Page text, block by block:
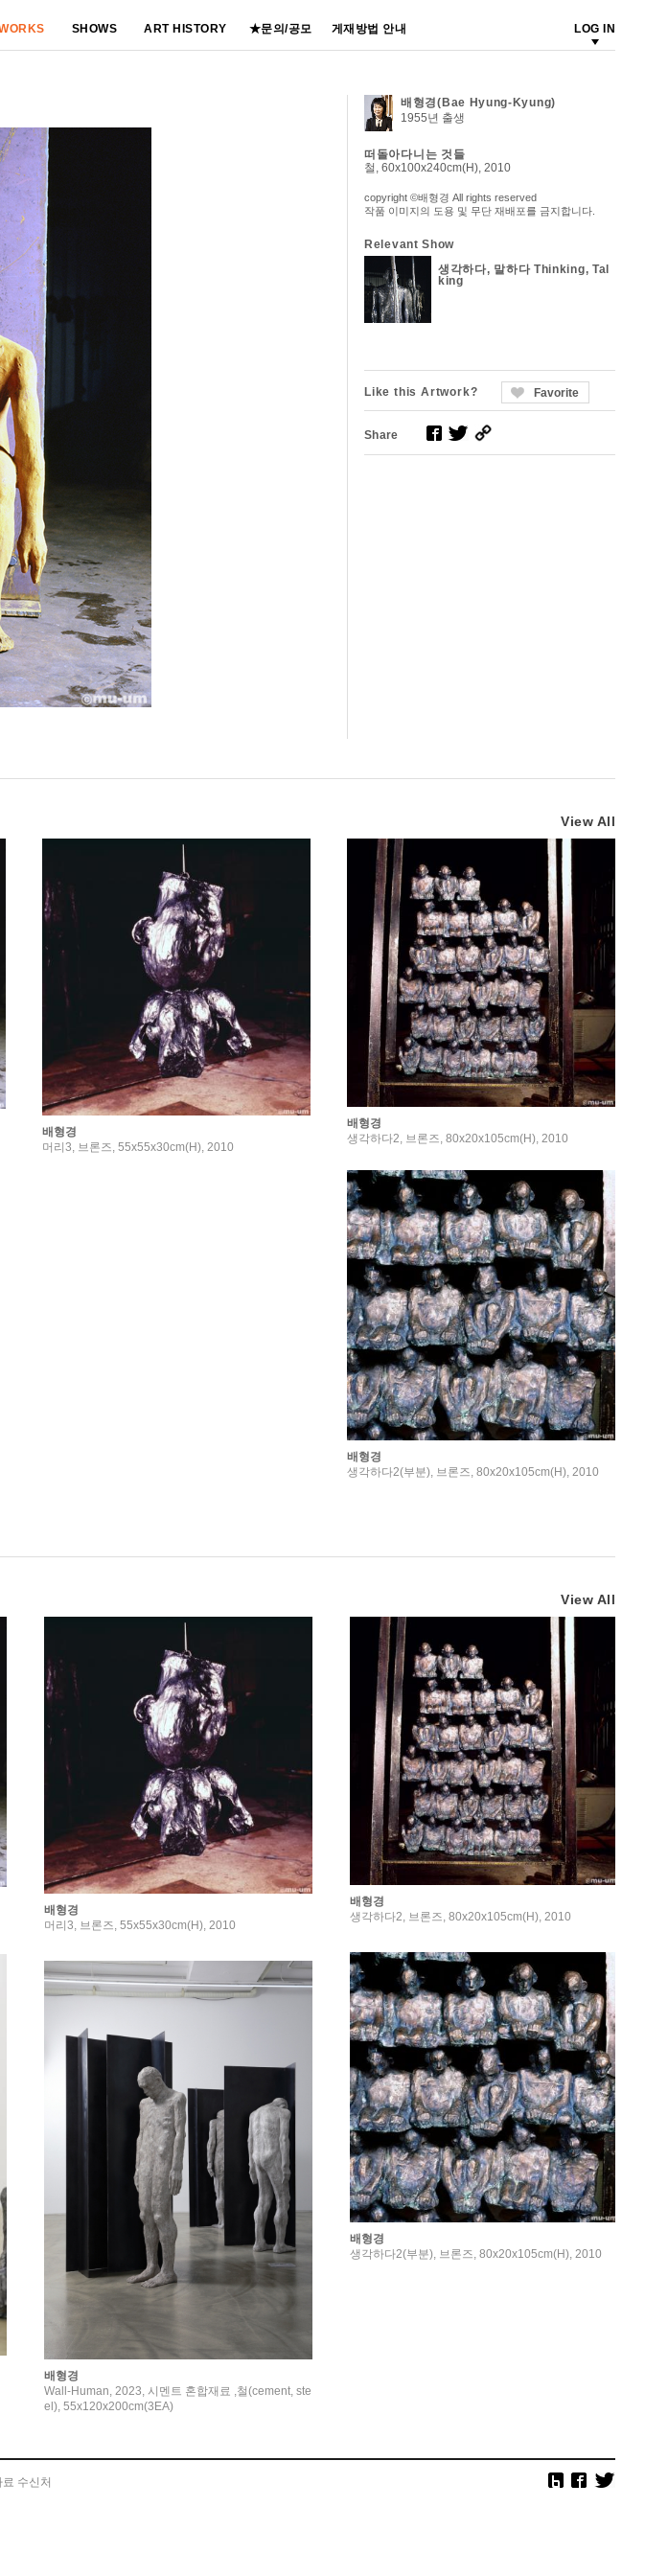
SHOWS ART HISTORY ★문의/공모 게재방법 안내 LOG IN
배형경(Bae Hyung-Kyung)
1955년 출생
떠돌아다니는 것들
철, 60x100x240cm(H), 2010
copyright ©배형경 All rights reserved
작품 이미지의 도용 및 무단 재배포를 금지합니다.
Relevant Show
생각하다, 말하다 Thinking, Tal
king
Like this Artwork? Favorite
Share
View All
배형경
머리3, 브론즈, 55x55x30cm(H), 2010
배형경
생각하다2, 브론즈, 80x20x105cm(H), 2010
배형경
생각하다2(부분), 브론즈, 80x20x105cm(H), 2010
View All
배형경
머리3, 브론즈, 55x55x30cm(H), 2010
배형경
생각하다2, 브론즈, 80x20x105cm(H), 2010
배형경
생각하다2(부분), 브론즈, 80x20x105cm(H), 2010
배형경
Wall-Human, 2023, 시멘트 혼합재료 ,철(cement, ste
el), 55x120x200cm(3EA)
수신처